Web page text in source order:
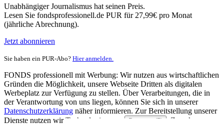
Unabhängiger Journalismus hat seinen Preis.
Lesen Sie fondsprofessionell.de PUR für 27,99€ pro Monat
(jährliche Abrechnung).
Jetzt abonnieren
Sie haben ein PUR-Abo? Hier anmelden.
FONDS professionell mit Werbung: Wir nutzen aus wirtschaftlichen
Gründen die Möglichkeit, unsere Webseite Dritten als digitalen
Werbeplatz zur Verfügung zu stellen. Über Verarbeitungen, die in
der Verantwortung von uns liegen, können Sie sich in unserer
Datenschutzerklärung näher informieren. Zur Bereitstellung unserer
Dienste nutzen wir Technologien von
Partnern (5)
. Zwecke: